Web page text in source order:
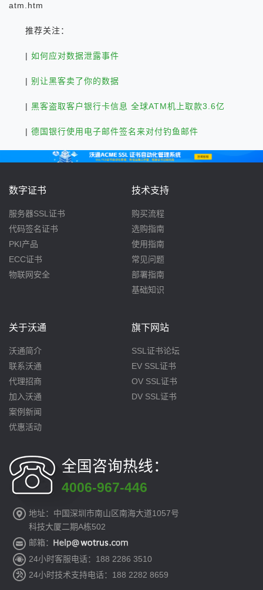
atm.htm
推荐关注：
|如何应对数据泄露事件
|别让黑客卖了你的数据
|黑客盗取客户银行卡信息 全球ATM机上取款3.6亿
|德国银行使用电子邮件签名来对付钓鱼邮件
数字证书
服务器SSL证书
代码签名证书
PKI产品
ECC证书
物联网安全
技术支持
购买流程
选购指南
使用指南
常见问题
部署指南
基础知识
关于沃通
沃通简介
联系沃通
代理招商
加入沃通
案例新闻
优惠活动
旗下网站
SSL证书论坛
EV SSL证书
OV SSL证书
DV SSL证书
全国咨询热线：
4006-967-446
地址：中国深圳市南山区南海大道1057号
科技大厦二期A栋502
邮箱：
24小时客服电话：188 2286 3510
24小时技术支持电话：188 2282 8659